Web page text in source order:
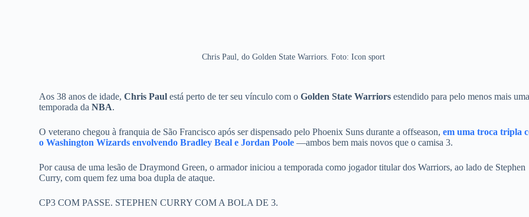
Chris Paul, do Golden State Warriors. Foto: Icon sport
Aos 38 anos de idade,Chris Paul está perto de ter seu vínculo com oGolden State Warriors estendido para pelo menos mais uma
temporada daNBA.
O veterano chegou à franquia de São Francisco após ser dispensado pelo Phoenix Suns durante a offseason,em uma troca tripla
o Washington Wizards envolvendo Bradley Beal e Jordan Poole —ambos bem mais novos que o camisa 3.
Por causa de uma lesão de Draymond Green, o armador iniciou a temporada como jogador titular dos Warriors, ao lado de Stephen
Curry, com quem fez uma boa dupla de ataque.
CP3 COM PASSE. STEPHEN CURRY COM A BOLA DE 3.